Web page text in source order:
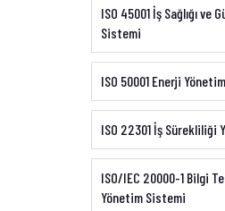
ISO 45001 İş Sağlığı ve
Sistemi
ISO 50001 Enerji
ISO 22301 İş Sürekliliği
ISO/IEC 20000-1 Bilgi
Yönetim Sistemi